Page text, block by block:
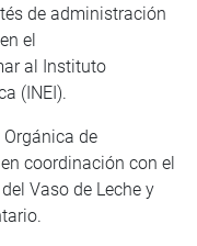
de administración
el
al Instituto
(INEI).
de
coordinación con el
Vaso de Leche y